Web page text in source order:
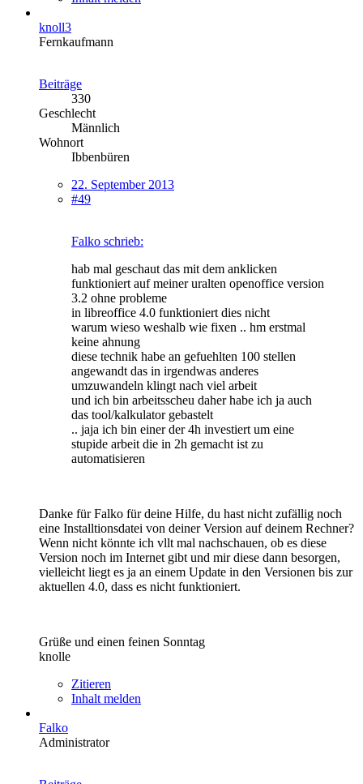
knoll3
Fernkaufmann
Beiträge
330
Geschlecht
Männlich
Wohnort
Ibbenbüren
22. September 2013
#49
Falko schrieb:
hab mal geschaut das mit dem anklicken
funktioniert auf meiner uralten openoffice version
3.2 ohne probleme
in libreoffice 4.0 funktioniert dies nicht
warum wieso weshalb wie fixen .. hm erstmal
keine ahnung
diese technik habe an gefuehlten 100 stellen
angewandt das in irgendwas anderes
umzuwandeln klingt nach viel arbeit
und ich bin arbeitsscheu daher habe ich ja auch
das tool/kalkulator gebastelt
.. jaja ich bin einer der 4h investiert um eine
stupide arbeit die in 2h gemacht ist zu
automatisieren
Danke für Falko für deine Hilfe, du hast nicht zufällig noch
eine Installtionsdatei von deiner Version auf deinem Rechner?
Wenn nicht könnte ich vllt mal nachschauen, ob es diese
Version noch im Internet gibt und mir diese dann besorgen,
vielleicht liegt es ja an einem Update in den Versionen bis zur
aktuellen 4.0, dass es nicht funktioniert.
Grüße und einen feinen Sonntag
knolle
Zitieren
Inhalt melden
Falko
Administrator